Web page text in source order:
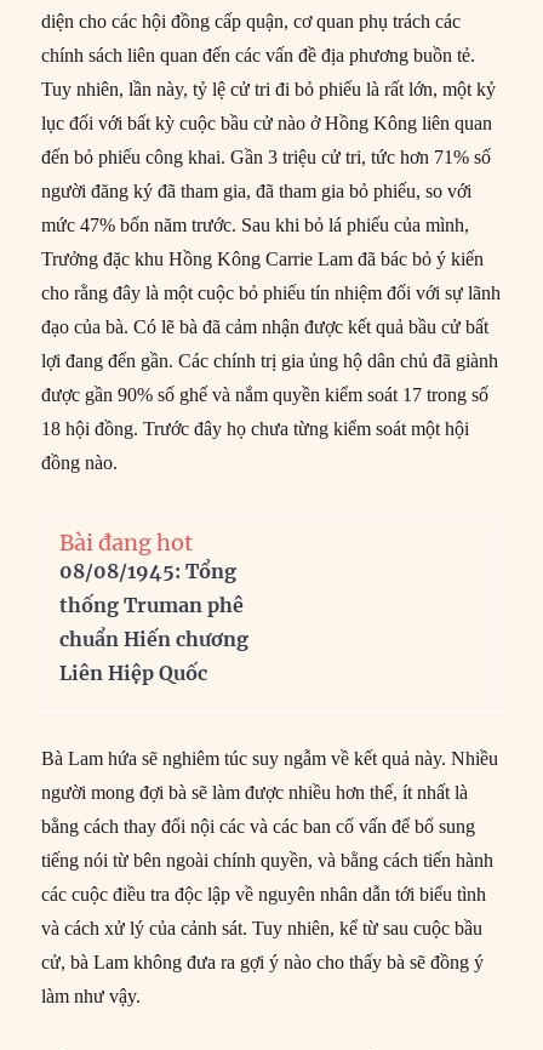
diện cho các hội đồng cấp quận, cơ quan phụ trách các
chính sách liên quan đến các vấn đề địa phương buồn tẻ.
Tuy nhiên, lần này, tỷ lệ cử tri đi bỏ phiếu là rất lớn, một kỷ
lục đối với bất kỳ cuộc bầu cử nào ở Hồng Kông liên quan
đến bỏ phiếu công khai. Gần 3 triệu cử tri, tức hơn 71% số
người đăng ký đã tham gia, đã tham gia bỏ phiếu, so với
mức 47% bốn năm trước. Sau khi bỏ lá phiếu của mình,
Trưởng đặc khu Hồng Kông Carrie Lam đã bác bỏ ý kiến ​​
cho rằng đây là một cuộc bỏ phiếu tín nhiệm đối với sự lãnh
đạo của bà. Có lẽ bà đã cảm nhận được kết quả bầu cử bất
lợi đang đến gần. Các chính trị gia ủng hộ dân chủ đã giành
được gần 90% số ghế và nắm quyền kiểm soát 17 trong số
18 hội đồng. Trước đây họ chưa từng kiểm soát một hội
đồng nào.
Bài đang hot
08/08/1945: Tổng
thống Truman phê
chuẩn Hiến chương
Liên Hiệp Quốc
Bà Lam hứa sẽ nghiêm túc suy ngẫm về kết quả này. Nhiều
người mong đợi bà sẽ làm được nhiều hơn thế, ít nhất là
bằng cách thay đổi nội các và các ban cố vấn để bổ sung
tiếng nói từ bên ngoài chính quyền, và bằng cách tiến hành
các cuộc điều tra độc lập về nguyên nhân dẫn tới biểu tình
và cách xử lý của cảnh sát. Tuy nhiên, kể từ sau cuộc bầu
cử, bà Lam không đưa ra gợi ý nào cho thấy bà sẽ đồng ý
làm như vậy.